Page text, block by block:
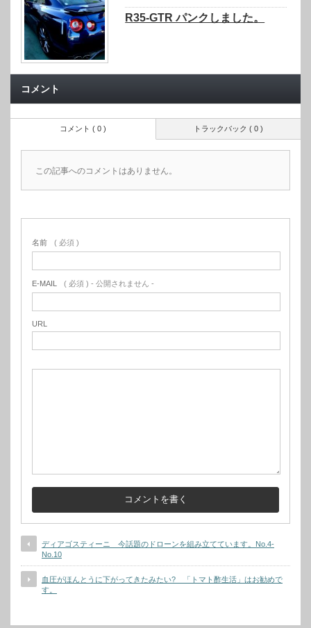
R35-GTR パンクしました。
コメント
トラックバック ( 0 )
コメント ( 0 )
この記事へのコメントはありません。
名前 ( 必須 )
E-MAIL ( 必須 ) - 公開されません -
URL
ディアゴスティーニ 今話題のドローンを組み立てています。No.4-
No.10
血圧がほんとうに下がってきたみたい? 「トマト酢生活」はお勧めで
す。